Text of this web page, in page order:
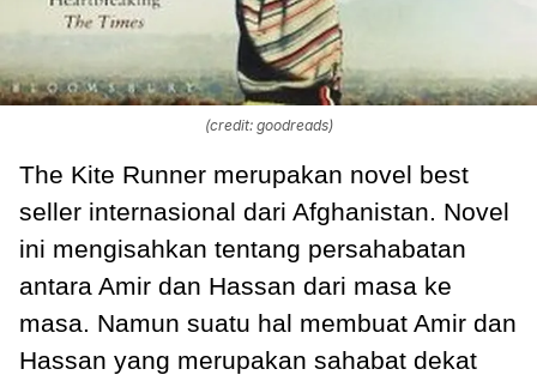
(credit: goodreads)
The Kite Runner merupakan novel best
seller internasional dari Afghanistan. Novel
ini mengisahkan tentang persahabatan
antara Amir dan Hassan dari masa ke
masa. Namun suatu hal membuat Amir dan
Hassan yang merupakan sahabat dekat